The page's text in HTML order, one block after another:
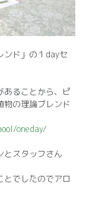
ンド」の１dayセ
あることから、ピ
物の理論ブレンド
oneday/
とスタッフさん
とでしたのでアロ